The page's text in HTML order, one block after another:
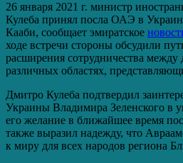
26 января 2021 г. министр
Кулеба принял посла ОАЭ в
Кааби, сообщает эмиратское
ходе встречи стороны обсудили
расширения сотрудничества между
различных областях,
Дмитро Кулеба подтвердил
Украины Владимира Зеленского в
его желание в ближайшее время
также выразил надежду, что
к миру для всех народов региона